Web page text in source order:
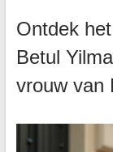
Ontdek
Betul
vrouw van